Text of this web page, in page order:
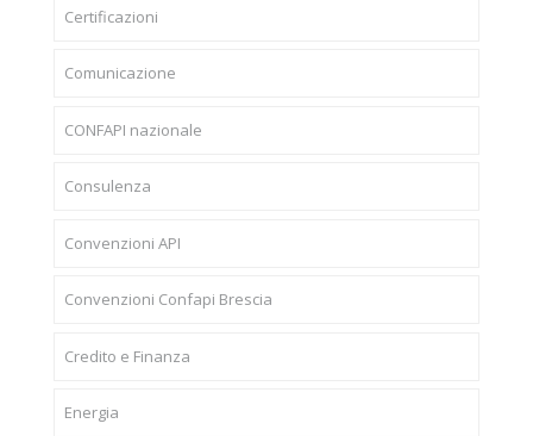
Certificazioni
Comunicazione
CONFAPI nazionale
Consulenza
Convenzioni API
Convenzioni Confapi Brescia
Credito e Finanza
Energia